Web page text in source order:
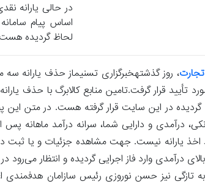
در حالی یارانه
اساس پیام
لحاظ گردیده
، روز گذشتهخبرگزاری تسنیماز حذف یارانه سه
گردیده در این سایت قرار گرفته هست. در
اخذ یارانه نیست. جهت مشاهده جزئیات و یا ثبت
درآمدی وارد فاز اجرایی گردیده و انتظار